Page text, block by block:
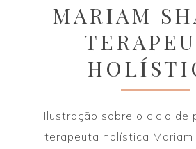
MARIAM
Ilustração sobre o ciclo de
terapeuta holística Mariam